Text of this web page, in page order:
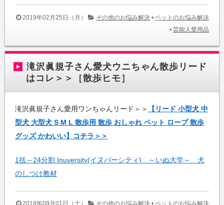
2019年02月25日（月） その他のお悩み解決 • ペットのお悩み解決
• 芸能人愛用品
滝沢眞規子さん愛犬ウニちゃん散歩リード
はコレ＞＞［散歩ヒモ］
滝沢眞規子さん愛用ワンちゃんリード＞＞
【リード 小型犬 中
型犬 大型犬 S M L 散歩用 散歩 おしゃれ ペット ロープ 散歩
グッズ かわいい】コチラ＞＞
1括～24分割 Inuversity(イヌバーシティ) ～いぬ大学～ 犬
のしつけ教材
2018年09月01日（土） その他のお悩み解決 • ペットのお悩み解決